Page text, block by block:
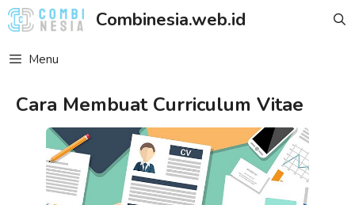
Skip
to
Combinesia.web.id
Menu
Cara Membuat Curriculum Vitae